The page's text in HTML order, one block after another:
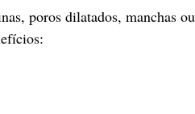
poros dilatados, manchas ou